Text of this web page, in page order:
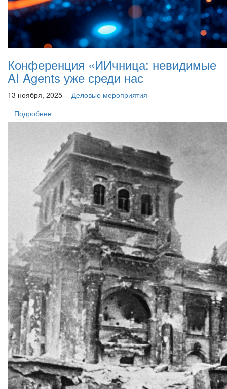
Конференция «ИИчница: невидимые
AI Agents уже среди нас
13 ноября, 2025 -- Деловые мероприятия
Подробнее